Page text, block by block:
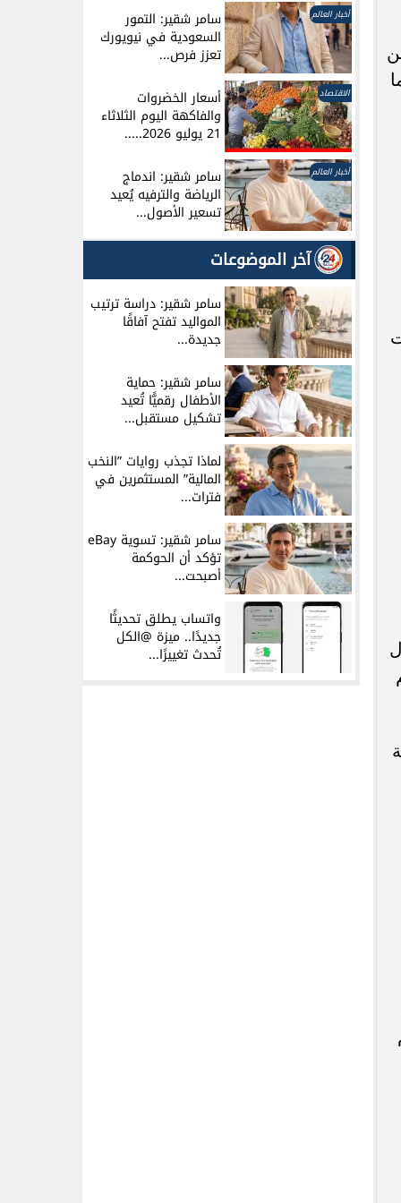
أخبار العالم سامر شقير: التمور
السعودية في نيويورك
تعزز فرص...
الاقتصاد أسعار الخضروات
والفاكهة اليوم الثلاثاء
21 يوليو 2026.....
أخبار العالم سامر شقير: اندماج
الرياضة والترفيه يُعيد
تسعير الأصول...
آخر الموضوعات
سامر شقير: دراسة ترتيب
المواليد تفتح آفاقًا
جديدة...
سامر شقير: حماية
الأطفال رقميًّا تُعيد
تشكيل مستقبل...
لماذا تجذب روايات ”النخب
المالية” المستثمرين في
فترات...
سامر شقير: تسوية eBay
تؤكد أن الحوكمة
أصبحت...
واتساب يطلق تحديثًا
جديدًا.. ميزة @الكل
تُحدث تغييرًا...